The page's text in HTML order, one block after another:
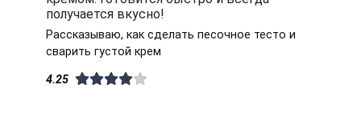
получается вкусно!
Рассказываю, как сделать песочное тесто и
сварить густой крем
4.25